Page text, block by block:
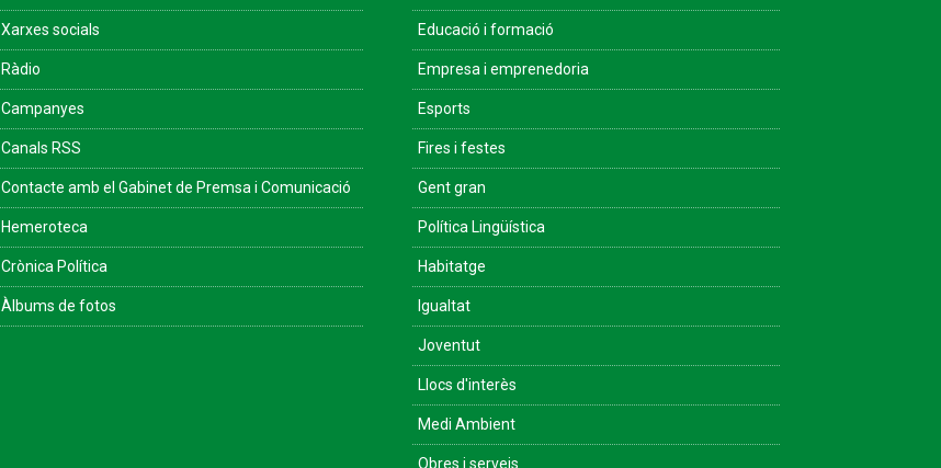
Xarxes socials
Ràdio
Campanyes
Canals RSS
Contacte amb el Gabinet de Premsa i Comunicació
Hemeroteca
Crònica Política
Àlbums de fotos
Educació i formació
Empresa i emprenedoria
Esports
Fires i festes
Gent gran
Política Lingüística
Habitatge
Igualtat
Joventut
Llocs d'interès
Medi Ambient
Obres i serveis